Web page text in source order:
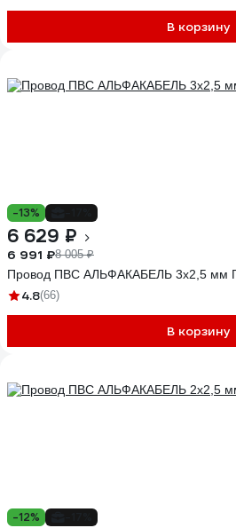
В корзину
-13%
6 629 ₽
6 991 ₽8 005 ₽
Провод ПВС АЛЬФАКАБЕЛЬ 3х2,5 мм
4.8(66)
В корзину
-12%